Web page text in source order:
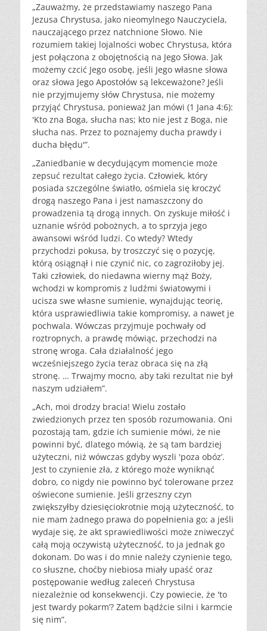
„Zauważmy, że przedstawiamy naszego Pana
Jezusa Chrystusa, jako nieomylnego Nauczyciela,
nauczającego przez natchnione Słowo. Nie
rozumiem takiej lojalności wobec Chrystusa, która
jest połączona z obojętnością na Jego Słowa. Jak
możemy czcić Jego osobę, jeśli Jego własne słowa
oraz słowa Jego Apostołów są lekceważone? Jeśli
nie przyjmujemy słów Chrystusa, nie możemy
przyjąć Chrystusa, ponieważ Jan mówi (1 Jana 4:6):
'Kto zna Boga, słucha nas; kto nie jest z Boga, nie
słucha nas. Przez to poznajemy ducha prawdy i
ducha błędu'”.
„Zaniedbanie w decydującym momencie może
zepsuć rezultat całego życia. Człowiek, który
posiada szczególne światło, ośmiela się kroczyć
drogą naszego Pana i jest namaszczony do
prowadzenia tą drogą innych. On zyskuje miłość i
uznanie wśród pobożnych, a to sprzyja jego
awansowi wśród ludzi. Co wtedy? Wtedy
przychodzi pokusa, by troszczyć się o pozycję,
którą osiągnął i nie czynić nic, co zagroziłoby jej.
Taki człowiek, do niedawna wierny mąż Boży,
wchodzi w kompromis z ludźmi światowymi i
ucisza swe własne sumienie, wynajdując teorię,
która usprawiedliwia takie kompromisy, a nawet je
pochwala. Wówczas przyjmuje pochwały od
roztropnych, a prawdę mówiąc, przechodzi na
stronę wroga. Cała działalność jego
wcześniejszego życia teraz obraca się na złą
stronę. … Trwajmy mocno, aby taki rezultat nie był
naszym udziałem”.
„Ach, moi drodzy bracia! Wielu zostało
zwiedzionych przez ten sposób rozumowania. Oni
pozostają tam, gdzie ich sumienie mówi, że nie
powinni być, dlatego mówią, że są tam bardziej
użyteczni, niż wówczas gdyby wyszli 'poza obóz’.
Jest to czynienie zła, z którego może wyniknąć
dobro, co nigdy nie powinno być tolerowane przez
oświecone sumienie. Jeśli grzeszny czyn
zwiększyłby dziesięciokrotnie moją użyteczność, to
nie mam żadnego prawa do popełnienia go; a jeśli
wydaje się, że akt sprawiedliwości może zniweczyć
całą moją oczywistą użyteczność, to ja jednak go
dokonam. Do was i do mnie należy czynienie tego,
co słuszne, choćby niebiosa miały upaść oraz
postępowanie według zaleceń Chrystusa
niezależnie od konsekwencji. Czy powiecie, że 'to
jest twardy pokarm’? Zatem bądźcie silni i karmcie
się nim”.